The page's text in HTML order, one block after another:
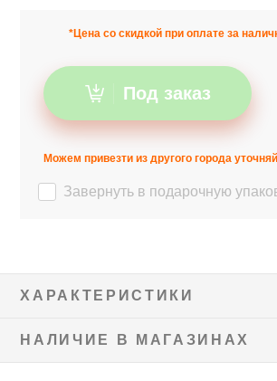
*Цена со скидкой при оплате за
Под заказ
Можем привезти из другого города
Завернуть в подарочную
ХАРАКТЕРИСТИКИ
НАЛИЧИЕ В МАГАЗИНАХ